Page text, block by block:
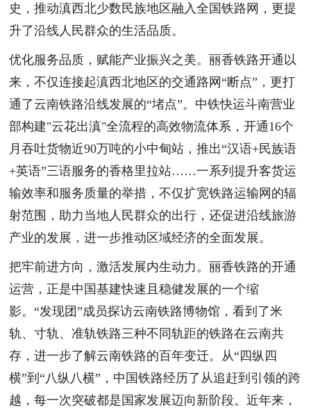
史，推动滇西北少数民族地区融入全国铁路网，更提
升了沿线人民群众的生活品质。
优化服务品质，赋能产业振兴之美。丽香铁路开通以
来，不仅连接起滇西北地区的交通路网“断点”，更打
通了云南铁路沿线发展的“堵点”。中铁快运斗南营业
部构建"云花出滇"全流程的高效物流体系，开通16个
月吞吐货物近90万吨的小中甸站，推出“汉语+民族语
+英语”三语服务的香格里拉站……一系列提升客货运
输效率和服务质量的举措，不仅扩宽铁路运输网的辐
射范围，助力当地人民群众的出行，还促进沿线旅游
产业的发展，进一步推动区域经济的全面发展。
把牢前进方向，激活发展内生动力。丽香铁路的开通
运营，正是中国基建快速且稳健发展的一个缩
影。“发现团”成员探访云南铁路博物馆，看到了米
轨、寸轨、准轨铁路三种不同轨距的铁路在云南共
存，进一步了解云南铁路的百年变迁。从“四纵四
横”到“八纵八横”，中国铁路经历了从追赶到引领的跨
越，每一次突破都是国家发展迈向新阶段。近年来，